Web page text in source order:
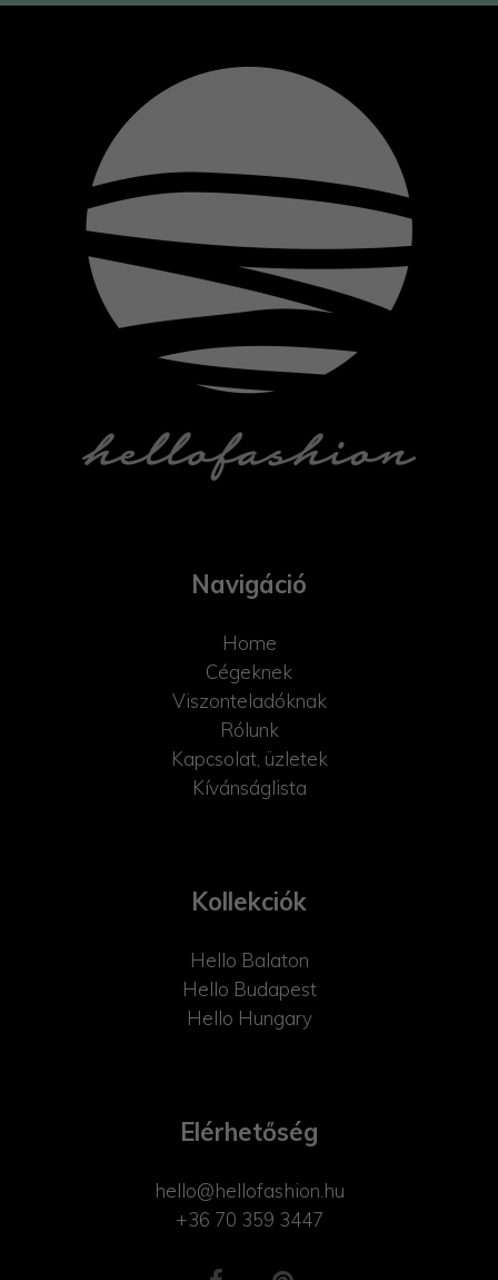
Navigáció
Home
Cégeknek
Viszonteladóknak
Rólunk
Kapcsolat, üzletek
Kívánságlista
Kollekciók
Hello Balaton
Hello Budapest
Hello Hungary
Elérhetőség
hello@hellofashion.hu
+36 70 359 3447